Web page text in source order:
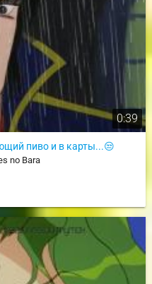
0:39
пиво и в карты...😒
no Bara